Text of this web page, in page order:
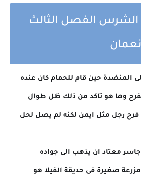
الشرس الفصل الثالث
المنضدة حين قام للحمام كان عنده
وها هو تاكد من ذلك ظل طوال
فرح رجل مثل ايمن لكنه لم يصل لحل
معتاد ان يذهب الى جواده
صغيرة فى حديقة الفيلا هو